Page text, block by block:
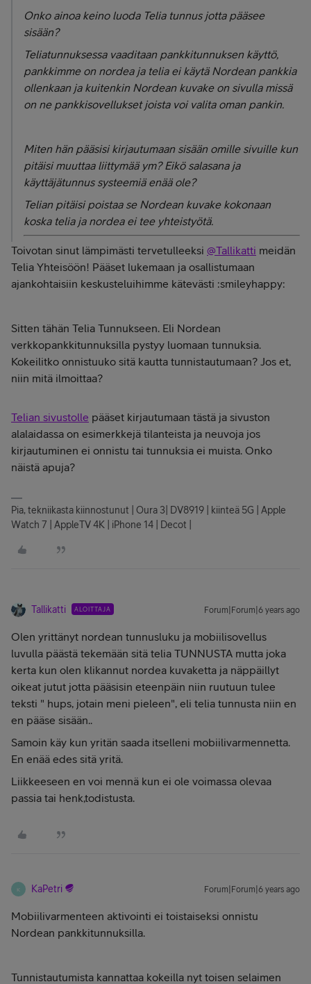
Onko ainoa keino luoda Telia tunnus jotta pääsee
sisään?
Teliatunnuksessa vaaditaan pankkitunnuksen käyttö,
pankkimme on nordea ja telia ei käytä Nordean pankkia
ollenkaan ja kuitenkin Nordean kuvake on sivulla missä
on ne pankkisovellukset joista voi valita oman pankin.
Miten hän pääsisi kirjautumaan sisään omille sivuille kun
pitäisi muuttaa liittymää ym? Eikö salasana ja
käyttäjätunnus systeemiä enää ole?
Telian pitäisi poistaa se Nordean kuvake kokonaan
koska telia ja nordea ei tee yhteistyötä.
Toivotan sinut lämpimästi tervetulleeksi @Tallikatti meidän
Telia Yhteisöön! Pääset lukemaan ja osallistumaan
ajankohtaisiin keskusteluihimme kätevästi :smileyhappy:
Sitten tähän Telia Tunnukseen. Eli Nordean
verkkopankkitunnuksilla pystyy luomaan tunnuksia.
Kokeilitko onnistuuko sitä kautta tunnistautumaan? Jos et,
niin mitä ilmoittaa?
Telian sivustolle pääset kirjautumaan tästä ja sivuston
alalaidassa on esimerkkejä tilanteista ja neuvoja jos
kirjautuminen ei onnistu tai tunnuksia ei muista. Onko
näistä apuja?
Pia, tekniikasta kiinnostunut | Oura 3| DV8919 | kiinteä 5G | Apple
Watch 7 | AppleTV 4K | iPhone 14 | Decot |
Tallikatti ALOITTAJA Forum|Forum|6 years ago
Olen yrittänyt nordean tunnusluku ja mobiilisovellus
luvulla päästä tekemään sitä telia TUNNUSTA mutta joka
kerta kun olen klikannut nordea kuvaketta ja näppäillyt
oikeat jutut jotta pääsisin eteenpäin niin ruutuun tulee
teksti " hups, jotain meni pieleen", eli telia tunnusta niin en
en pääse sisään..
Samoin käy kun yritän saada itselleni mobiilivarmennetta.
En enää edes sitä yritä.
Liikkeeseen en voi mennä kun ei ole voimassa olevaa
passia tai henk,todistusta.
K KaPetri Forum|Forum|6 years ago
Mobiilivarmenteen aktivointi ei toistaiseksi onnistu
Nordean pankkitunnuksilla.
Tunnistautumista kannattaa kokeilla nyt toisen selaimen